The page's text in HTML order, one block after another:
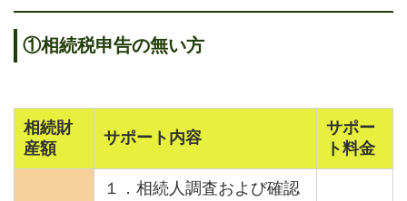
①相続税申告の無い方
相続財
産額
サポート内容
サポー
ト料金
１．相続人調査および確認